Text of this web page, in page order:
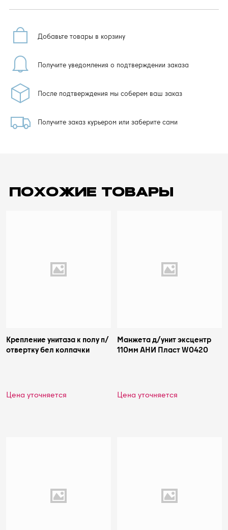
Добавьте товары в корзину
Получите уведомления о подтверждении заказа
После подтверждения мы соберем ваш заказ
Получите заказ курьером или заберите сами
ПОХОЖИЕ ТОВАРЫ
Крепление унитаза к полу п/
отвертку бел колпачки
Цена уточняется
Манжета д/унит эксцентр
110мм АНИ Пласт W0420
Цена уточняется